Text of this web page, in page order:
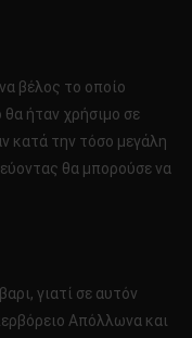
βέλος το οποίο
ήταν χρήσιμο σε
κατά την τόσο μεγάλη
θα μπορούσε να
γιατί σε αυτόν
Απόλλωνα και